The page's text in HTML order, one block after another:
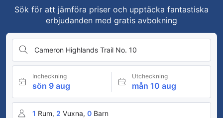
Sök för att jämföra priser och upptäcka fantastiska
erbjudanden med gratis avbokning
Cameron Highlands Trail No. 10
Incheckning
sön 9 aug
Utcheckning
mån 10 aug
1 Rum, 2 Vuxna, 0 Barn